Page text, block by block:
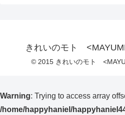
きれいのモト
© 2015 きれいのモト
Warning: Trying to access array
/home/happyhaniel/